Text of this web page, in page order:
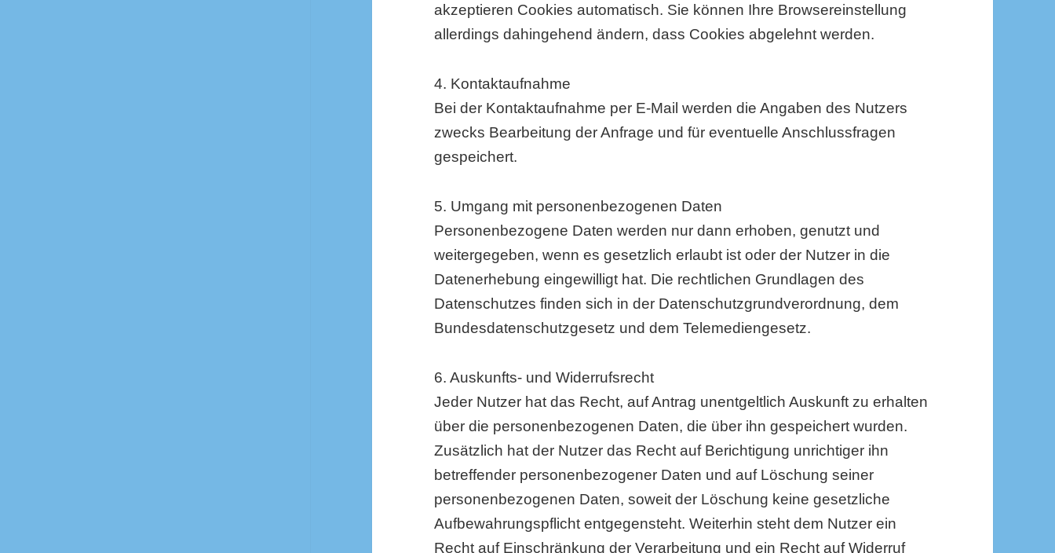
akzeptieren Cookies automatisch. Sie können Ihre Browsereinstellung
allerdings dahingehend ändern, dass Cookies abgelehnt werden.
4. Kontaktaufnahme
Bei der Kontaktaufnahme per E-Mail werden die Angaben des Nutzers
zwecks Bearbeitung der Anfrage und für eventuelle Anschlussfragen
gespeichert.
5. Umgang mit personenbezogenen Daten
Personenbezogene Daten werden nur dann erhoben, genutzt und
weitergegeben, wenn es gesetzlich erlaubt ist oder der Nutzer in die
Datenerhebung eingewilligt hat. Die rechtlichen Grundlagen des
Datenschutzes finden sich in der Datenschutzgrundverordnung, dem
Bundesdatenschutzgesetz und dem Telemediengesetz.
6. Auskunfts- und Widerrufsrecht
Jeder Nutzer hat das Recht, auf Antrag unentgeltlich Auskunft zu erhalten
über die personenbezogenen Daten, die über ihn gespeichert wurden.
Zusätzlich hat der Nutzer das Recht auf Berichtigung unrichtiger ihn
betreffender personenbezogener Daten und auf Löschung seiner
personenbezogenen Daten, soweit der Löschung keine gesetzliche
Aufbewahrungspflicht entgegensteht. Weiterhin steht dem Nutzer ein
Recht auf Einschränkung der Verarbeitung und ein Recht auf Widerruf